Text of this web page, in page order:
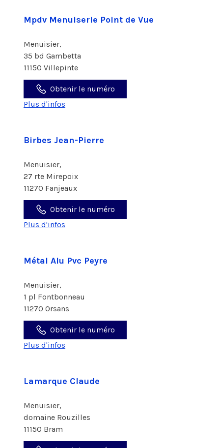
Mpdv Menuiserie Point de Vue
Menuisier,
35 bd Gambetta
11150 Villepinte
Obtenir le numéro
Plus d'infos
Birbes Jean-Pierre
Menuisier,
27 rte Mirepoix
11270 Fanjeaux
Obtenir le numéro
Plus d'infos
Métal Alu Pvc Peyre
Menuisier,
1 pl Fontbonneau
11270 Orsans
Obtenir le numéro
Plus d'infos
Lamarque Claude
Menuisier,
domaine Rouzilles
11150 Bram